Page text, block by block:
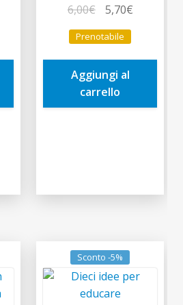
6,00€
prezzo
originale
era:
6,00€.
5,70€Il
è:
Prenotabile
Aggiungi al
carrello
Sconto -5%